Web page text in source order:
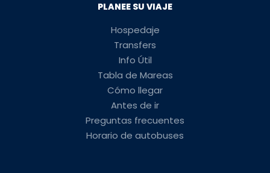
PLANEE SU VIAJE
Hospedaje
Transfers
Info Útil
Tabla de Mareas
Cómo llegar
Antes de ir
Preguntas frecuentes
Horario de autobuses